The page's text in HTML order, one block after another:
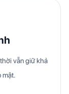
vẫn giữ khả
mật.